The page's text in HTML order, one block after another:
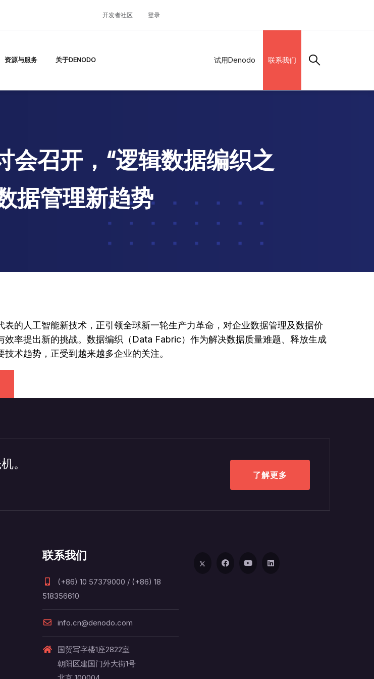
开发者社区 登录
资源与服务 关于DENODO 试用Denodo 联系我们
会召开，“逻辑数据编织之
据管理新趋势
表的人工智能新技术，正引领全球新一轮生产力革命，对企业数据管理及数据价
效率提出新的挑战。数据编织（Data Fabric）作为解决数据质量难题、释放生成
技术趋势，正受到越来越多企业的关注。
。
了解更多
联系我们
(+86) 10 57379000 / (+86) 18
518356610
info.cn@denodo.com
国贸写字楼1座2822室
朝阳区建国门外大街1号